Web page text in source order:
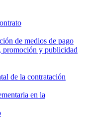
de medios de pago
promoción y publicidad
de la contratación
en la